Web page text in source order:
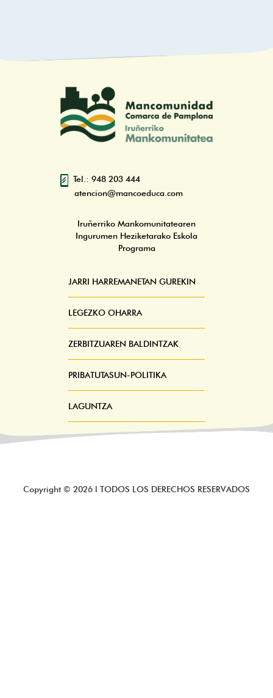
Tel.: 948 203 444
atencion@mancoeduca.com
Iruñerriko Mankomunitatearen
Ingurumen Heziketarako Eskola
Programa
Pie
Menú
JARRI HARREMANETAN GUREKIN
LEGEZKO OHARRA
ZERBITZUAREN BALDINTZAK
PRIBATUTASUN-POLITIKA
LAGUNTZA
Copyright © 2026 l TODOS LOS DERECHOS RESERVADOS